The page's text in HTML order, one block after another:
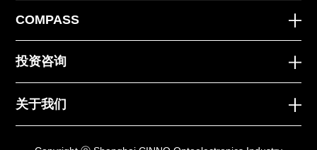
COMPASS
投资咨询
关于我们